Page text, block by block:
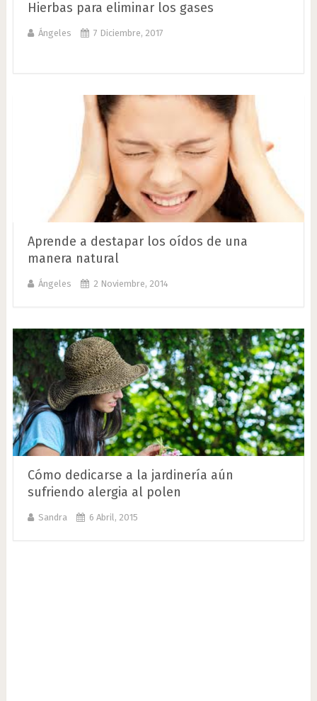
Hierbas para eliminar los gases
Ángeles 7 Diciembre, 2017
Aprende a destapar los oídos de una
manera natural
Ángeles 2 Noviembre, 2014
Cómo dedicarse a la jardinería aún
sufriendo alergia al polen
Sandra 6 Abril, 2015